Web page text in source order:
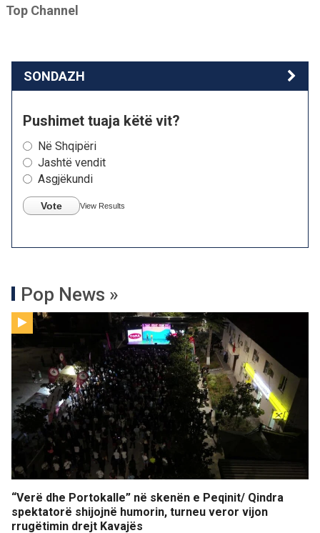
Top Channel
SONDAZH
Pushimet tuaja këtë vit?
Në Shqipëri
Jashtë vendit
Asgjëkundi
Vote View Results
Pop News »
“Verë dhe Portokalle” në skenën e Peqinit/ Qindra
spektatorë shijojnë humorin, turneu veror vijon
rrugëtimin drejt Kavajës